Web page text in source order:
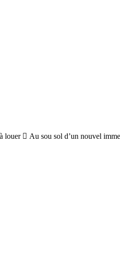
louer  Au sou sol d’un nouvel